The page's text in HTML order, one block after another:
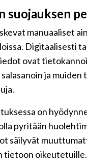
suojauksen
manuaaliset
Digitaalisesti
ovat
ja
on
pyritään
säilyvät
tietoon oikeutetuille.